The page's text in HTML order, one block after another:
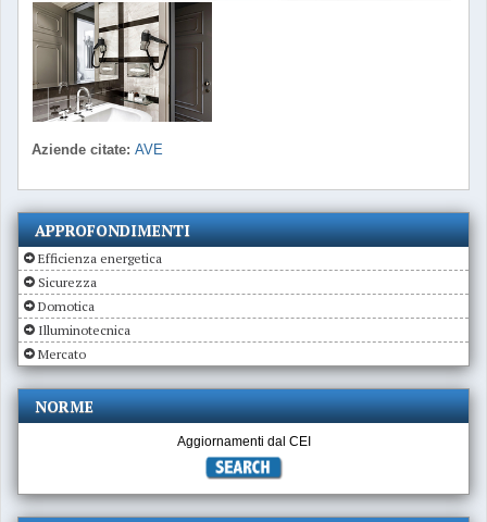
Aziende citate: AVE
APPROFONDIMENTI
Efficienza energetica
Sicurezza
Domotica
Illuminotecnica
Mercato
NORME
Aggiornamenti dal CEI